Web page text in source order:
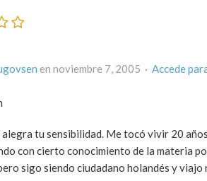
en noviembre 7, 2005 · Accede
alegra tu sensibilidad. Me tocó vivir 20
con cierto conocimiento de la materia
sigo siendo ciudadano holandés y viajo